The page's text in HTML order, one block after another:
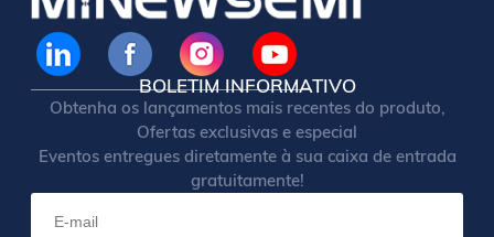
BOLETIM INFORMATIVO
Obtenha os lançamentos mais recentes do produto,
Ofertas exclusivas e especial
Eventos entregues diretamente à sua caixa de entrada
gratuitamente!